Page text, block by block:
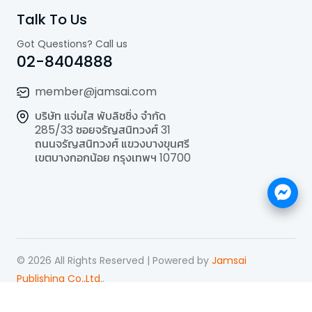
Talk To Us
Got Questions? Call us
02-8404888
member@jamsai.com
บริษัท แจ่มใส พับลิชชิ่ง จำกัด
285/33 ซอยจรัญสนิทวงศ์ 31
ถนนจรัญสนิทวงศ์ แขวงบางขุนศรี
เขตบางกอกน้อย กรุงเทพฯ 10700
© 2026 All Rights Reserved | Powered by Jamsai
Publishing Co.,Ltd..